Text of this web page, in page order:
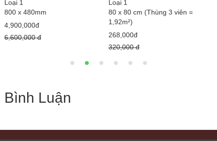
1
80 cm (Thùng 3 viên =
Loại 1
80 x 80 cm (Thùng 3 viên =
1,92m²)
278,000đ
350,000 đ
Bình Luận